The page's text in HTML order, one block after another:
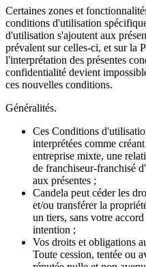
Certaines zones et
conditions d'utilisation
d'utilisation s'ajoutent aux
prévalent sur celles-ci, et sur la
l'interprétation des présentes
confidentialité devient
ces nouvelles conditions.
Généralités.
Ces Conditions
interprétées comme
entreprise mixte, une
de franchiseur-franchisé
aux présentes ;
Candela peut céder les
et/ou transférer la
un tiers, sans votre
intention ;
Vos droits et obligations
Toute cession, tentée ou